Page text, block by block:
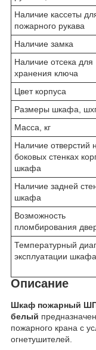
Наличие кассеты
пожарного рукава
Наличие замка
Наличие отсека для
хранения ключа
Цвет корпуса
Размеры шкафа,
Масса, кг
Наличие отверстий
боковых стенках
шкафа
Наличие задней
шкафа
Возможность
пломбирования
Температурный
эксплуатации шкафа
Описание
Шкаф пожарный
белый
пожарного крана с
огнетушителей.